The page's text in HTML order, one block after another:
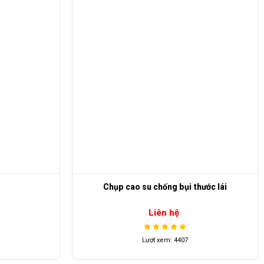
Cụm đồng hồ Marshell DT-8
Liên hệ
Lượt xem: 1883